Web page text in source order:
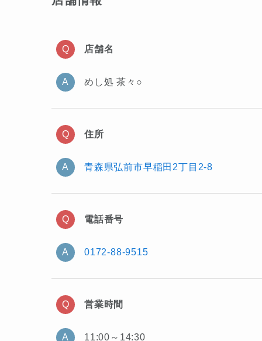
店舗名
めし処 茶々○
住所
青森県弘前市早稲田2丁目2-8
電話番号
0172-88-9515
営業時間
11:00～14:30